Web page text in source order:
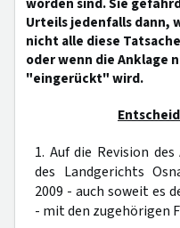
Urteils jedenfalls dann,
nicht alle diese
oder wenn die Anklage
"eingerückt" wird.
1. Auf die Revision
des Landgerichts
2009 - auch soweit es
- mit den zugehörigen